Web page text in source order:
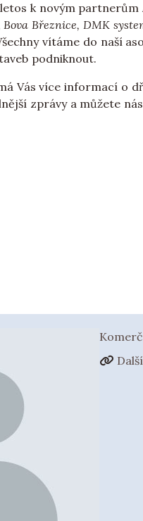
k novým
Bova Březnice, DMK
vítáme do naší
podniknout.
Vás více informací o
zprávy a můžete